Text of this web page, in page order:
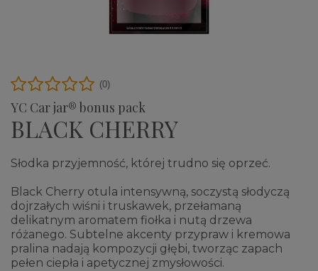
YC Car jar® bonus pack
BLACK CHERRY
(0)
Słodka przyjemność, której trudno się oprzeć.
Black Cherry otula intensywną, soczystą słodyczą
dojrzałych wiśni i truskawek, przełamaną
delikatnym aromatem fiołka i nutą drzewa
różanego. Subtelne akcenty przypraw i kremowa
pralina nadają kompozycji głębi, tworząc zapach
pełen ciepła i apetycznej zmysłowości.